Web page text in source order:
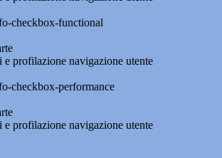
checkbox-functional
e profilazione navigazione utente
checkbox-performance
e profilazione navigazione utente